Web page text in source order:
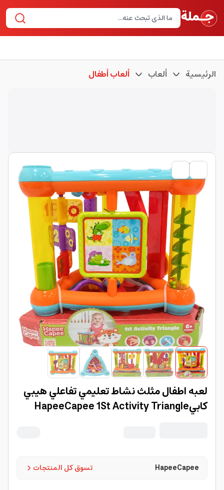
الرئيسية ألعاب ألعاب أطفال
لعبه اطفال مثلث نشاط تعليمي تفاعلي هيبي
كابيHapeeCapee 1St Activity Triangle
تسوق كل المنتجات HapeeCapee